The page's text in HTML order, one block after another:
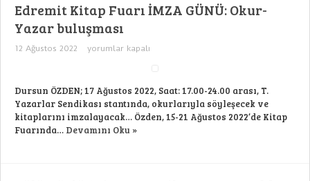
Edremit Kitap Fuarı İMZA GÜNÜ: Okur-
Yazar buluşması
12 Ağustos 2022
Edremit
GÜNÜ:
Okur-
Yazar
buluşması
için
yorumlar kapalı
Dursun ÖZDEN; 17 Ağustos 2022, Saat: 17.00-24.00 arası, T.
Yazarlar Sendikası stantında, okurlarıyla söyleşecek ve
kitaplarını imzalayacak… Özden, 15-21 Ağustos 2022’de Kitap
Fuarında… Devamını Oku »